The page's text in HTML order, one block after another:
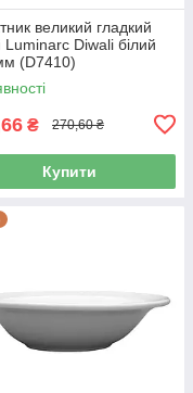
великий гладкий
Luminarc Diwali білий
(D7410)
₴ 270,60 ₴
Купити